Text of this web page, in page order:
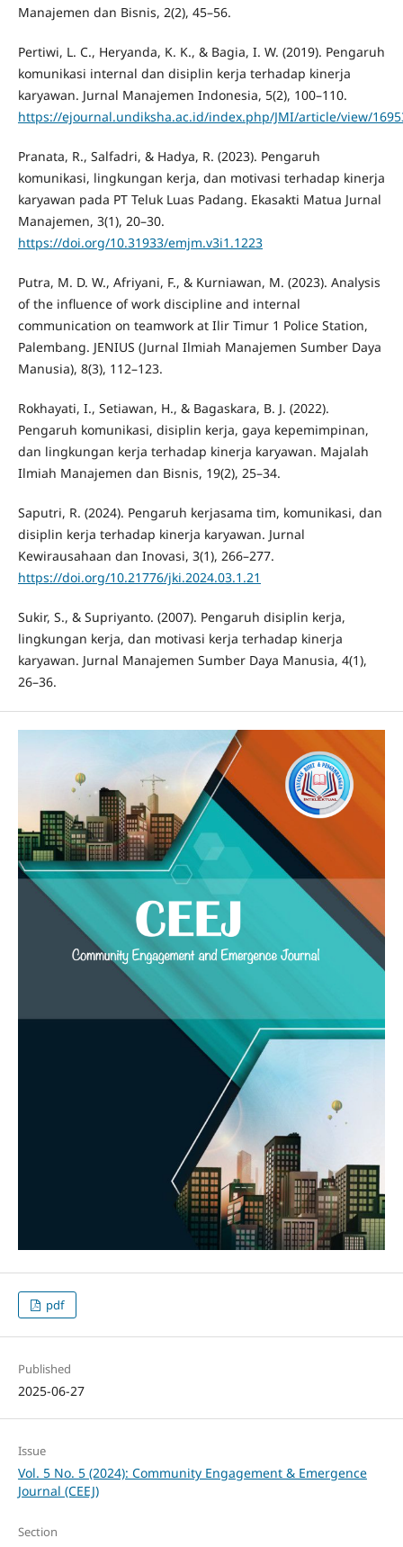
Manajemen dan Bisnis, 2(2), 45–56.
Pertiwi, L. C., Heryanda, K. K., & Bagia, I. W. (2019). Pengaruh
komunikasi internal dan disiplin kerja terhadap kinerja
karyawan. Jurnal Manajemen Indonesia, 5(2), 100–110.
https://ejournal.undiksha.ac.id/index.php/JMI/article/view/
Pranata, R., Salfadri, & Hadya, R. (2023). Pengaruh
komunikasi, lingkungan kerja, dan motivasi terhadap kinerja
karyawan pada PT Teluk Luas Padang. Ekasakti Matua Jurnal
Manajemen, 3(1), 20–30.
https://doi.org/10.31933/emjm.v3i1.1223
Putra, M. D. W., Afriyani, F., & Kurniawan, M. (2023). Analysis
of the influence of work discipline and internal
communication on teamwork at Ilir Timur 1 Police Station,
Palembang. JENIUS (Jurnal Ilmiah Manajemen Sumber Daya
Manusia), 8(3), 112–123.
Rokhayati, I., Setiawan, H., & Bagaskara, B. J. (2022).
Pengaruh komunikasi, disiplin kerja, gaya kepemimpinan,
dan lingkungan kerja terhadap kinerja karyawan. Majalah
Ilmiah Manajemen dan Bisnis, 19(2), 25–34.
Saputri, R. (2024). Pengaruh kerjasama tim, komunikasi, dan
disiplin kerja terhadap kinerja karyawan. Jurnal
Kewirausahaan dan Inovasi, 3(1), 266–277.
https://doi.org/10.21776/jki.2024.03.1.21
Sukir, S., & Supriyanto. (2007). Pengaruh disiplin kerja,
lingkungan kerja, dan motivasi kerja terhadap kinerja
karyawan. Jurnal Manajemen Sumber Daya Manusia, 4(1),
26–36.
pdf
Published
2025-06-27
Issue
Vol. 5 No. 5 (2024): Community Engagement & Emergence
Journal (CEEJ)
Section